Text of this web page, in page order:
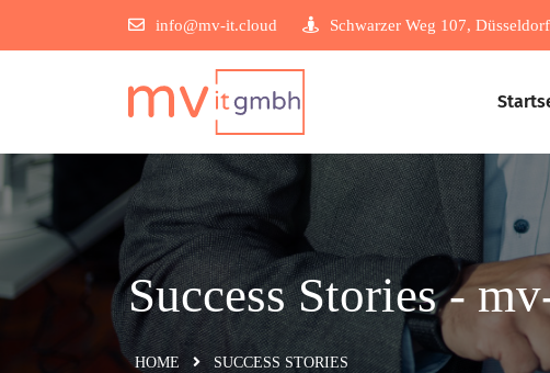
info@mv-it.cloud Schwarzer Weg 107, Düsseldorf
Success Stories​ -
HOME SUCCESS STORIES​